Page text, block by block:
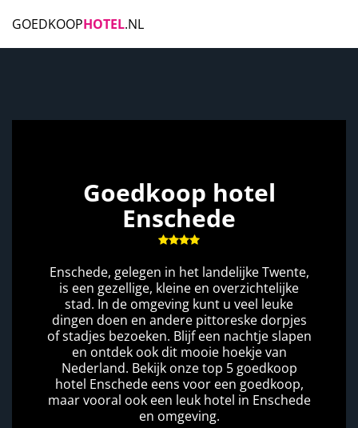
GOEDKOOPHOTEL.NL
Goedkoop hotel
Enschede
Enschede, gelegen in het landelijke Twente,
is een gezellige, kleine en overzichtelijke
stad. In de omgeving kunt u veel leuke
dingen doen en andere pittoreske dorpjes
of stadjes bezoeken. Blijf een nachtje slapen
en ontdek ook dit mooie hoekje van
Nederland. Bekijk onze top 5 goedkoop
hotel Enschede eens voor een goedkoop,
maar vooral ook een leuk hotel in Enschede
en omgeving.